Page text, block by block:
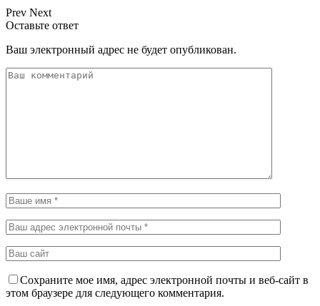
Prev Next
Оставьте ответ
Ваш электронный адрес не будет опубликован.
Сохраните мое имя, адрес электронной почты и веб-сайт в
этом браузере для следующего комментария.